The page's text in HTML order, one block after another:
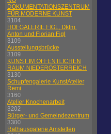
DOKUMENTATIONSZENTRUM
FÜR MODERNE KUNST
3104
HOFGALERIE FIGL, Dkfm.
Anton und Florian Figl
3109
Ausstellungsbrücke
3109
KUNST IM ÖFFENTLICHEN
RAUM NIEDERÖSTERREICH
3130
Schupfengalerie KunstAtelier
Remi
3160
Atelier Knochenarbeit
3202
Bürger- und Gemeindezentrum
3300
Rathausgalerie Amstetten